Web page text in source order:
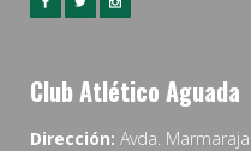
Club Atlético Aguada
Dirección: Avda.